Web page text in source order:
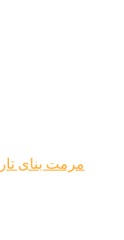
مرمت بنای